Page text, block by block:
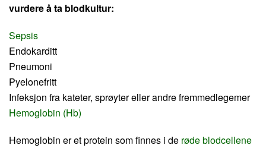
vurdere å ta blodkultur:
Sepsis
Endokarditt
Pneumoni
Pyelonefritt
Infeksjon fra kateter, sprøyter eller andre fremmedlegemer
Hemoglobin (Hb)
Hemoglobin er et protein som finnes i de røde blodcellene